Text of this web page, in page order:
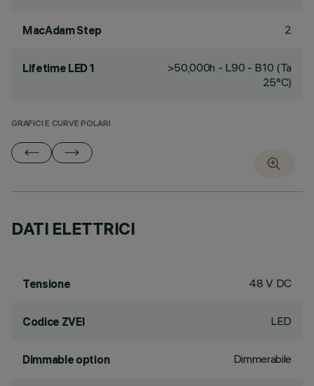
MacAdam Step 2
Lifetime LED 1
>50,000h - L90 - B10 (Ta
25°C)
GRAFICI E CURVE POLARI
DATI ELETTRICI
Tensione 48 V DC
Codice ZVEI LED
Dimmable option Dimmerabile